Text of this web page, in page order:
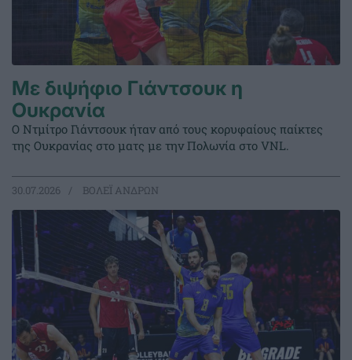
Με διψήφιο Γιάντσουκ η
Ουκρανία
Ο Ντμίτρο Γιάντσουκ ήταν από τους κορυφαίους παίκτες
της Ουκρανίας στο ματς με την Πολωνία στο VNL.
30.07.2026 ΒΟΛΕΪ ΑΝΔΡΩΝ